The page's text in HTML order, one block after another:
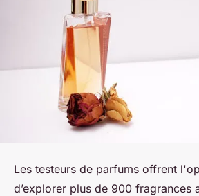
Les testeurs de parfums offrent
d’explorer plus de 900 fragrances